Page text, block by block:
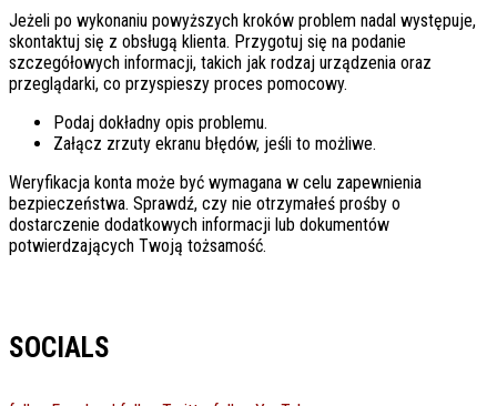
Jeżeli po wykonaniu powyższych kroków problem nadal występuje,
skontaktuj się z obsługą klienta. Przygotuj się na podanie
szczegółowych informacji, takich jak rodzaj urządzenia oraz
przeglądarki, co przyspieszy proces pomocowy.
Podaj dokładny opis problemu.
Załącz zrzuty ekranu błędów, jeśli to możliwe.
Weryfikacja konta może być wymagana w celu zapewnienia
bezpieczeństwa. Sprawdź, czy nie otrzymałeś prośby o
dostarczenie dodatkowych informacji lub dokumentów
potwierdzających Twoją tożsamość.
SOCIALS